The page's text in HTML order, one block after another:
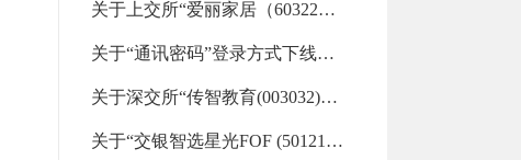
关于上交所“爱丽家居（603221）”重点监控证券交易的风险提示（2026-08-06 09:22:30.0)
关于“通讯密码”登录方式下线的通知（2026-08-06 00:00:00.0)
关于深交所“传智教育(003032)”重点监控证券交易的风险提示（2026-08-05 17:11:57.0)
关于“交银智选星光FOF (501210)”“金ETF嘉实 (159831)”“美国50ETF汇添富 (159577)”等33支重点监控证券交易的风险提示（2026-08-05 17:07:13.0)